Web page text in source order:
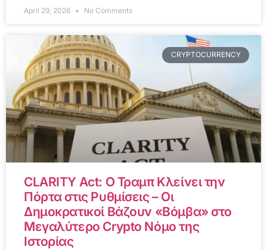
April 29, 2026 No Comments
CRYPTOCURRENCY
CLARITY Act: Ο Τραμπ Κλείνει την
Πόρτα στις Ρυθμίσεις – Οι
Δημοκρατικοί Βάζουν «Βόμβα» στο
Μεγαλύτερο Crypto Νόμο της
Ιστορίας